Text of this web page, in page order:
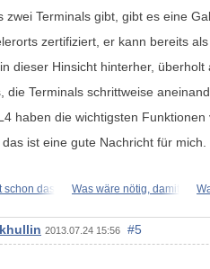
zwei Terminals gibt, gibt es eine
zertifiziert, er kann bereits
dieser Hinsicht hinterher, überholt
die Terminals schrittweise
haben die wichtigsten
ist eine gute Nachricht für mich.
schon das Was wäre nötig, damit
2013.07.24 15:56 #5